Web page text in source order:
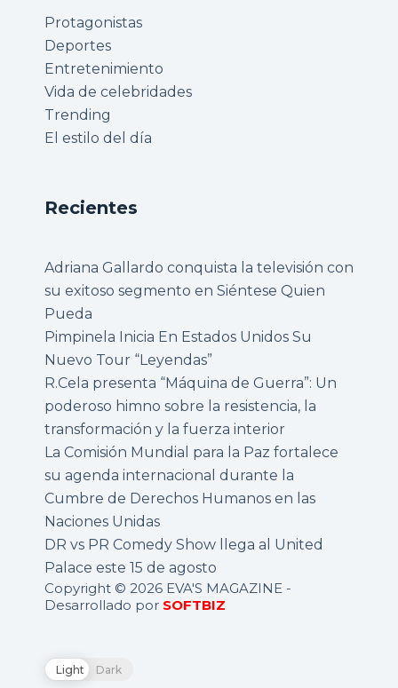
Protagonistas
Deportes
Entretenimiento
Vida de celebridades
Trending
El estilo del día
Recientes
Adriana Gallardo conquista la televisión con
su exitoso segmento en Siéntese Quien
Pueda
Pimpinela Inicia En Estados Unidos Su
Nuevo Tour “Leyendas”
R.Cela presenta “Máquina de Guerra”: Un
poderoso himno sobre la resistencia, la
transformación y la fuerza interior
La Comisión Mundial para la Paz fortalece
su agenda internacional durante la
Cumbre de Derechos Humanos en las
Naciones Unidas
DR vs PR Comedy Show llega al United
Palace este 15 de agosto
Copyright © 2026 EVA'S MAGAZINE -
Desarrollado por SOFTBIZ
Light Dark